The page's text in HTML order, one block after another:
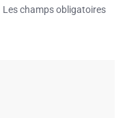
Les champs obligatoires